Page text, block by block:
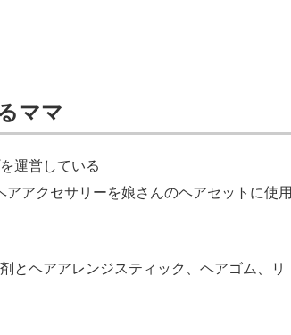
ママ
運営している
アアクセサリーを娘さんのヘアセットに使用
とヘアアレンジスティック、ヘアゴム、リ